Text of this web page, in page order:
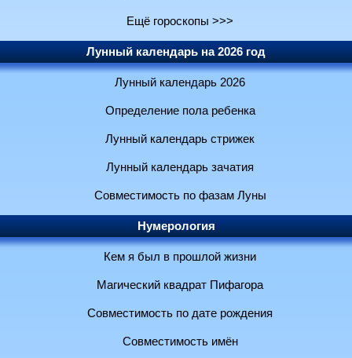
Ещё гороскопы >>>
Лунный календарь на 2026 год
Лунный календарь 2026
Определение пола ребенка
Лунный календарь стрижек
Лунный календарь зачатия
Совместимость по фазам Луны
Нумерология
Кем я был в прошлой жизни
Магический квадрат Пифагора
Совместимость по дате рождения
Совместимость имён